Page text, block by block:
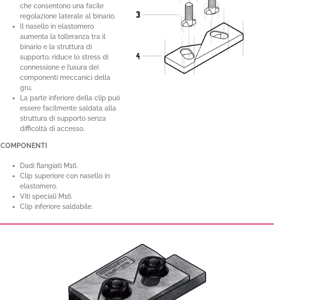
che consentono una facile
regolazione laterale al binario.
Il nasello in elastomero
aumenta la tolleranza tra il
binario e la struttura di
supporto, riduce lo stress di
connessione e l’usura dei
componenti meccanici della
gru.
La parte inferiore della clip può
essere facilmente saldata alla
struttura di supporto senza
difficoltà di accesso.
COMPONENTI
Dadi flangiati M16.
Clip superiore con nasello in
elastomero.
Viti speciali M16.
Clip inferiore saldabile.